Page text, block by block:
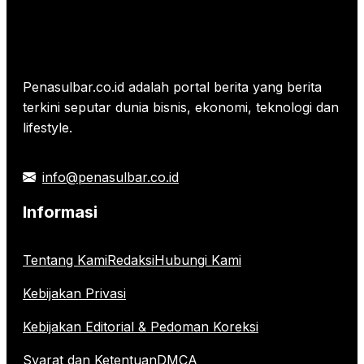
Penasulbar.co.id adalah portal berita yang berita
terkini seputar dunia bisnis, ekonomi, teknologi dan
lifestyle.
info@penasulbar.co.id
Informasi
Tentang KamiRedaksiHubungi Kami
Kebijakan Privasi
Kebijakan Editorial & Pedoman Koreksi
Syarat dan KetentuanDMCA